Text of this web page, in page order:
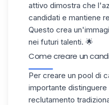
attivo dimostra che
candidati e mantiene
Questo crea
nei futuri talenti. 🌟
Come creare un
Per creare un pool di
importante
reclutamento